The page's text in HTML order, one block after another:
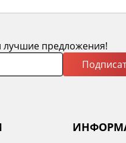
предложения!